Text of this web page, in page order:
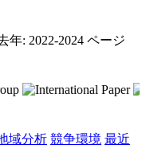
年: 2022-2024 ページ
域分析 競争環境 最近